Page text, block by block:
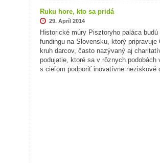
Ruku hore, kto sa pridá
29. Apríl 2014
Historické múry Pisztoryho paláca
fundingu na Slovensku, ktorý
kruh darcov, často nazývaný aj
podujatie, ktoré sa v rôznych
s cieľom podporiť inovatívne neziskové